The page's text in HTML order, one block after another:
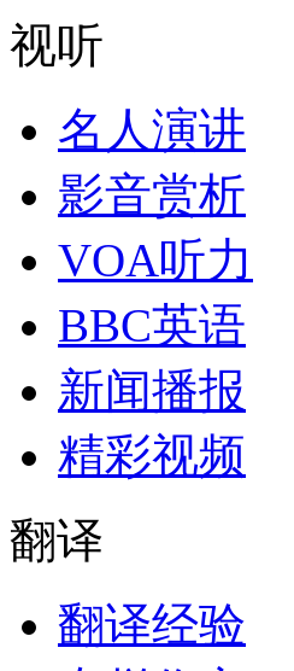
视听
名人演讲
影音赏析
VOA听力
BBC英语
新闻播报
精彩视频
翻译
翻译经验